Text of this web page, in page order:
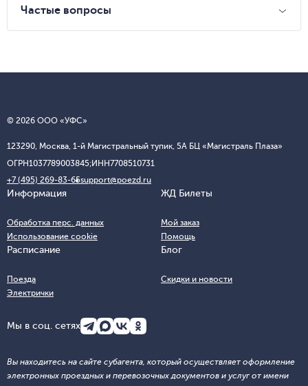
Частые вопросы
© 2026 ООО «УФС»
123290, Москва, 1-й Магистральный тупик, 5А БЦ «Магистраль Плаза»
ОГРН1037789003845;ИНН7708510731
+7 (495) 269-83-65support@poezd.ru
Информация
Обработка перс. данных
Использование cookie
ЖД Билеты
Мой заказ
Помощь
Расписание
Поезда
Электрички
Блог
Скидки и новости
Мы в соц. сетях
Вы находитесь на сайте субагента, который осуществляет оформление
электронных проездных и перевозочных документов и услуг от имени